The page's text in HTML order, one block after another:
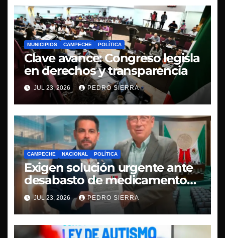
MUNICIPIOS CAMPECHE POLÍTICA
Clave avance: Congreso legisla
en derechos y transparencia
JUL 23, 2026 PEDRO SIERRA
CAMPECHE NACIONAL POLÍTICA
Exigen solución urgente ante
desabasto de medicamentos
oncológicos en Campeche
JUL 23, 2026 PEDRO SIERRA